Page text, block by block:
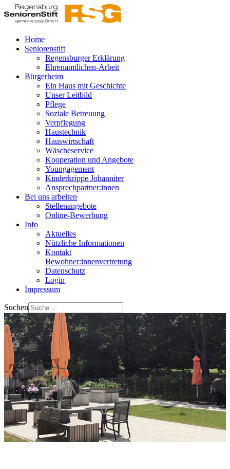
Home
Seniorenstift
Regensburger Erklärung
Ehrenamtlichen-Arbeit
Bürgerheim
Ein Haus mit Geschichte
Unser Leitbild
Pflege
Soziale Betreuung
Verpflegung
Haustechnik
Hauswirtschaft
Wäscheservice
Kooperation und Angebote
Youngagement
Kinderkrippe Johanniter
Ansprechpartner:innen
Bei uns arbeiten
Stellenangebote
Online-Bewerbung
Info
Aktuelles
Nützliche Informationen
Kontakt
Bewohner:innenvertretung
Datenschutz
Login
Impressum
Suchen